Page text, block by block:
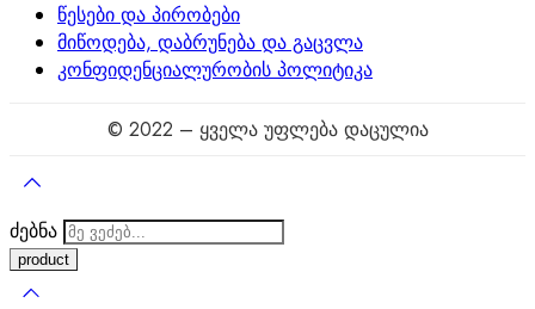
წესები და პირობები
მიწოდება, დაბრუნება და გაცვლა
კონფიდენციალურობის პოლიტიკა
© 2022 – ყველა უფლება დაცულია
ძებნა